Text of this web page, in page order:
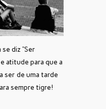
diz “Ser
atitude para que a
ser de uma tarde
sempre tigre!